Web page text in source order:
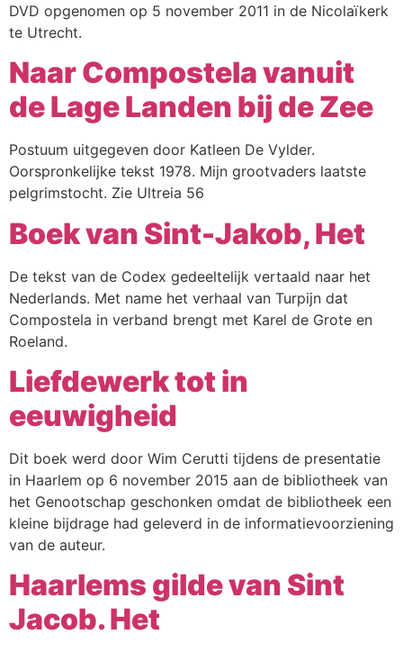
DVD opgenomen op 5 november 2011 in de Nicolaïkerk
te Utrecht.
Naar Compostela vanuit
de Lage Landen bij de Zee
Postuum uitgegeven door Katleen De Vylder.
Oorspronkelijke tekst 1978. Mijn grootvaders laatste
pelgrimstocht. Zie Ultreia 56
Boek van Sint-Jakob, Het
De tekst van de Codex gedeeltelijk vertaald naar het
Nederlands. Met name het verhaal van Turpijn dat
Compostela in verband brengt met Karel de Grote en
Roeland.
Liefdewerk tot in
eeuwigheid
Dit boek werd door Wim Cerutti tijdens de presentatie
in Haarlem op 6 november 2015 aan de bibliotheek van
het Genootschap geschonken omdat de bibliotheek een
kleine bijdrage had geleverd in de informatievoorziening
van de auteur.
Haarlems gilde van Sint
Jacob. Het